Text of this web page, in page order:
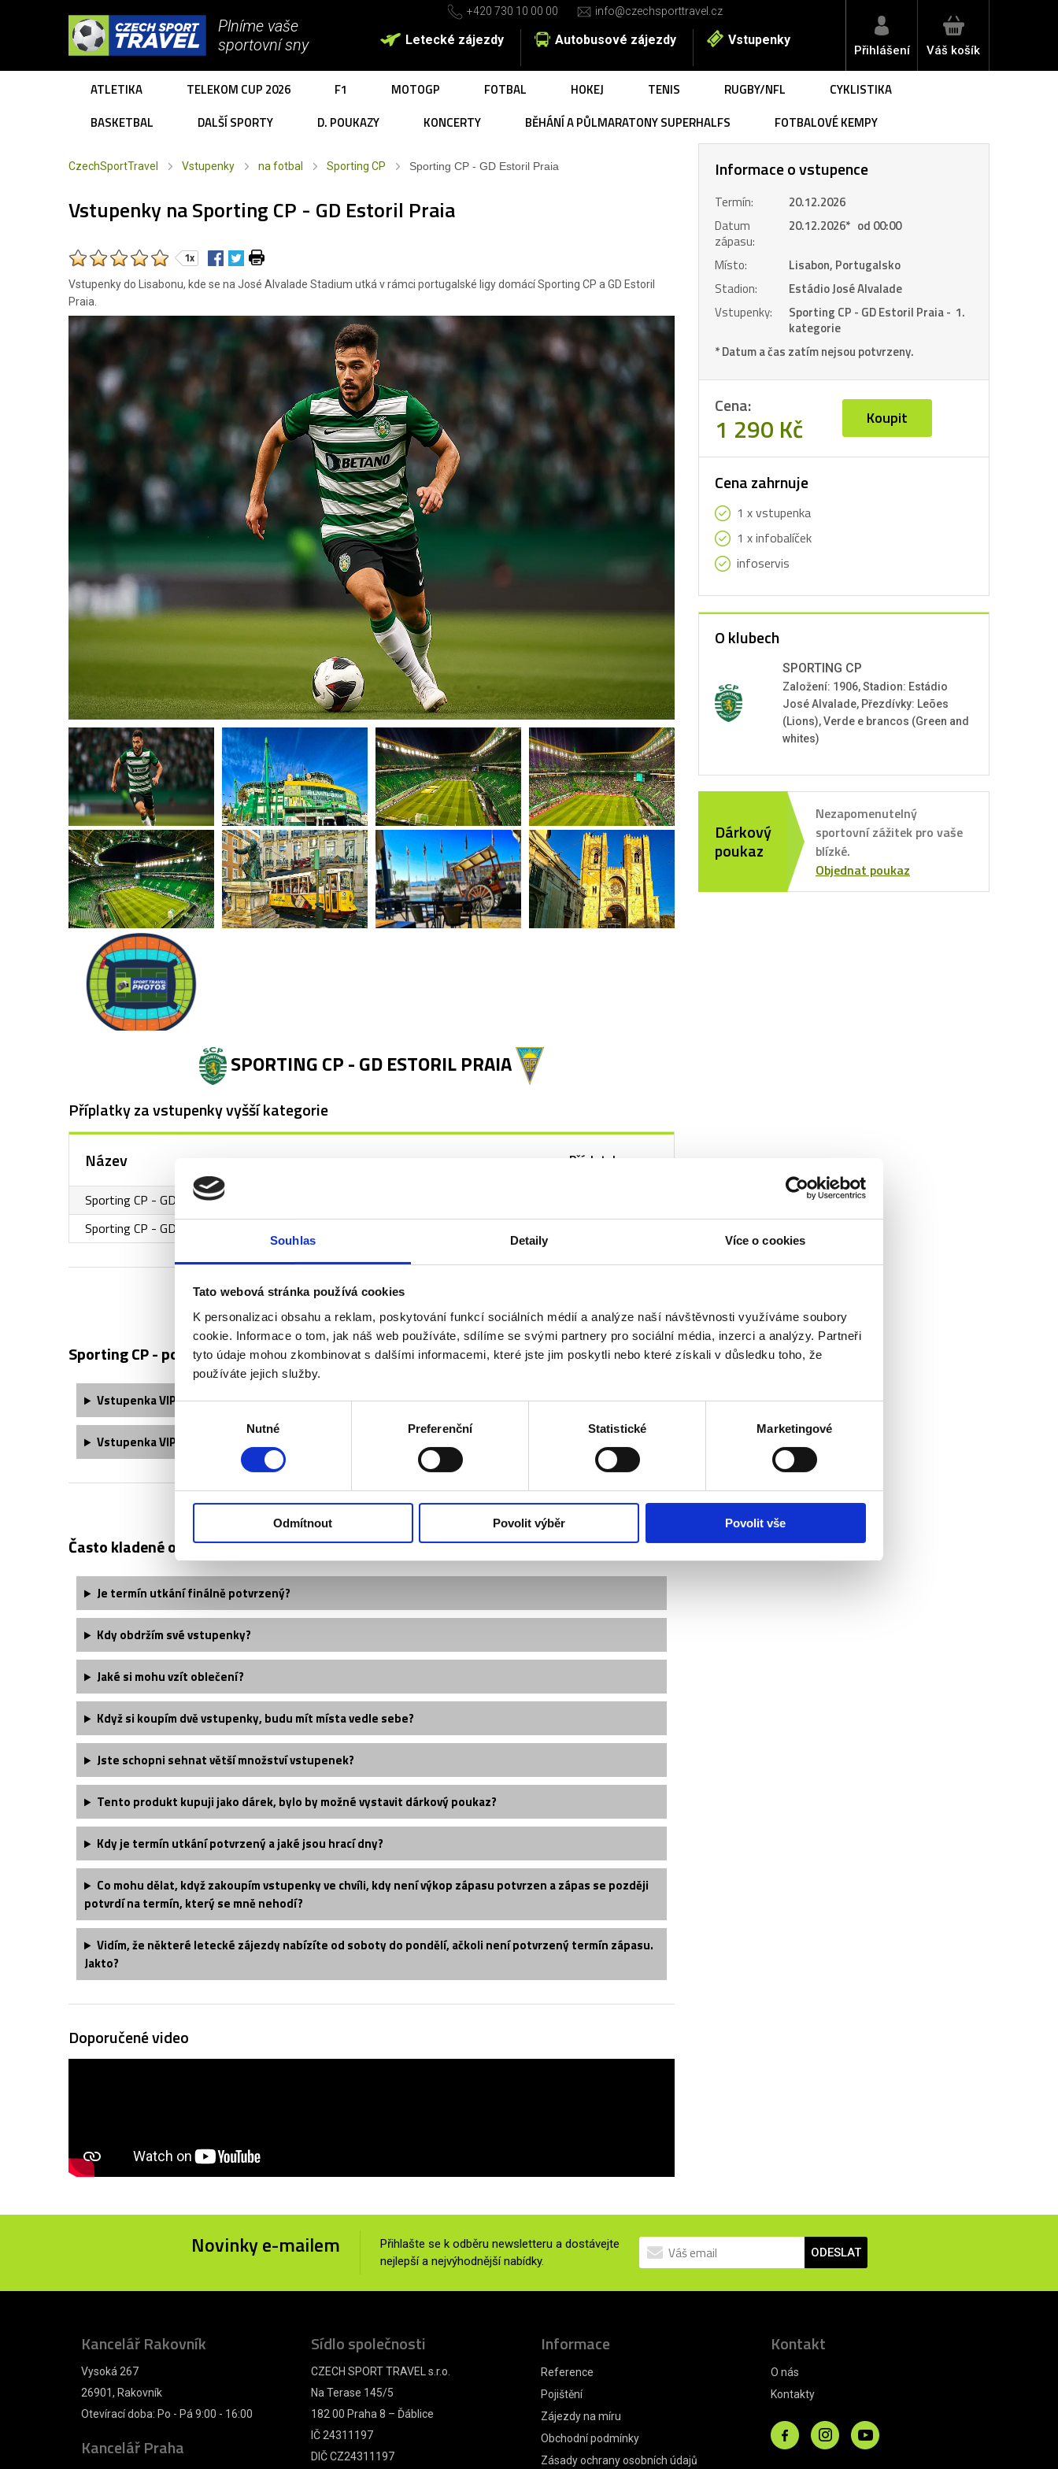
Souhlas Detaily Více o cookies
Tato webová stránka používá cookies
K personalizaci obsahu a reklam, poskytování funkcí sociálních médií a analýze naší návštěvnosti využíváme soubory
cookie. Informace o tom, jak náš web používáte, sdílíme se svými partnery pro sociální média, inzerci a analýzy. Partneři
tyto údaje mohou zkombinovat s dalšími informacemi, které jste jim poskytli nebo které získali v důsledku toho, že
používáte jejich služby.
souhlasu
Nutné Preferenční Statistické Marketingové
Odmítnout Povolit výběr Povolit vše
Plníme vaše
sportovní sny
+420 730 10 00 00 info@czechsporttravel.cz
Letecké zájezdy Autobusové zájezdy Vstupenky
Přihlášení Váš košík
ATLETIKA TELEKOM CUP 2026 F1 MOTOGP FOTBAL HOKEJ TENIS RUGBY/NFL
CYKLISTIKA
BASKETBAL
DALŠÍ SPORTY D. POUKAZY KONCERTY BĚHÁNÍ A PŮLMARATONY SUPERHALFS FOTBALOVÉ KEMPY
CzechSportTravel Vstupenky na fotbal Sporting CP Sporting CP - GD Estoril Praia
Vstupenky na Sporting CP - GD Estoril Praia
1x
Vstupenky do Lisabonu, kde se na José Alvalade Stadium utká v rámci portugalské ligy domácí Sporting CP a GD Estoril
Praia.
SPORTING CP - GD ESTORIL PRAIA
Příplatky za vstupenky vyšší kategorie
Název Příplatek
Sporting CP - GD Estoril Praia - VIP Lions
Sporting CP - GD Estoril Praia - VIP Silver
Sporting CP - popis vstupenek ↓
Vstupenka VIP Silver obsahuje:
VstupenkaVIP Lions
Často kladené otázky:
Je termín utkání finálně potvrzený?
Kdy obdržím své vstupenky?
Jaké si mohu vzít oblečení?
Když si koupím dvě vstupenky, budu mít místa vedle sebe?
Jste schopni sehnat větší množství vstupenek?
Tento produkt kupuji jako dárek, bylo by možné vystavit dárkový poukaz?
Kdy je termín utkání potvrzený a jaké jsou hrací dny?
Co mohu dělat, když zakoupím vstupenky ve chvíli, kdy není výkop zápasu potvrzen a zápas se později
potvrdí na termín, který se mně nehodí?
Vidím, že některé letecké zájezdy nabízíte od soboty do pondělí, ačkoli není potvrzený termín zápasu.
Jakto?
Doporučené video
Informace o vstupence
Termín:
20.12.2026
Datum
zápasu:
20.12.2026* od 00:00
Místo:
Lisabon, Portugalsko
Stadion:
Estádio José Alvalade
Vstupenky:
Sporting CP - GD Estoril Praia - 1.
kategorie
* Datum a čas zatím nejsou potvrzeny.
Cena:
1 290 Kč Koupit
Cena zahrnuje
1 x vstupenka
1 x infobalíček
infoservis
O klubech
SPORTING CP
Založení: 1906, Stadion: Estádio
José Alvalade, Přezdívky: Leões
(Lions), Verde e brancos (Green and
whites)
Dárkový
poukaz
Nezapomenutelný
sportovní zážitek pro vaše
blízké.
Objednat poukaz
Novinky e-mailem
Přihlašte se k odběru newsletteru a dostávejte
nejlepší a nejvýhodnější nabídky.
ODESLAT
Kancelář Rakovník
Vysoká 267
26901, Rakovník
Otevírací doba: Po - Pá 9:00 - 16:00
Kancelář Praha
Sídlo společnosti
CZECH SPORT TRAVEL s.r.o.
Na Terase 145/5
182 00 Praha 8 – Ďáblice
IČ 24311197
DIČ CZ24311197
Informace
Reference
Pojištění
Zájezdy na míru
Obchodní podmínky
Zásady ochrany osobních údajů
Kontakt
O nás
Kontakty